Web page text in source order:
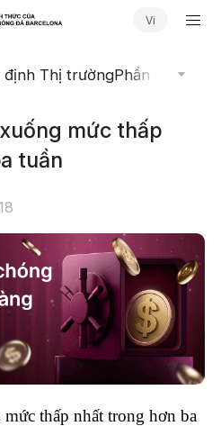
Vi
định Thị trườngPhần mềm
mức thấp
tuần
thấp nhất trong hơn ba